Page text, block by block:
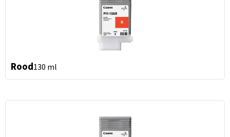
Rood130 ml